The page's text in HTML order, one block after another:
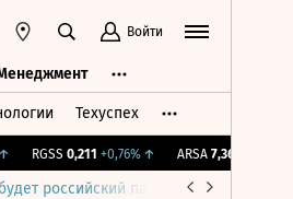
Войти
Техуспех
RGSS 0,211 +0,76%↑ ARSA 7,36 -2,39%
российский парламент